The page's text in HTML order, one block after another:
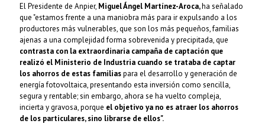
El Presidente de Anpier, Miguel Ángel Martínez-Aroca,ha señalado
que "estamos frente a una maniobra más para ir expulsando a los
productores más vulnerables, que son los más pequeños, familias
ajenas a una complejidad forma sobrevenida y precipitada, que
contrasta con la extraordinaria campaña de captación que
realizó el Ministerio de Industria cuando se trataba de captar
los ahorros de estas familiaspara el desarrollo y generación de
energía fotovoltaica, presentando esta inversión como sencilla,
segura y rentable; sin embargo, ahora se ha vuelto compleja,
incierta y gravosa, porque el objetivo ya no es atraer los ahorros
de los particulares, sino librarse de ellos".